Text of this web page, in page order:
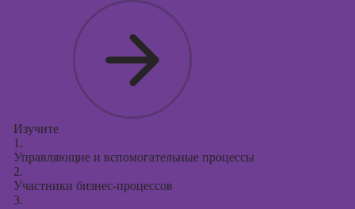
Изучите
1.
Управляющие и вспомогательные процессы
2.
Участники бизнес-процессов
3.